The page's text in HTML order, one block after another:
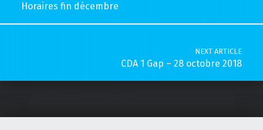
Horaires fin décembre
NEXT ARTICLE
CDA 1 Gap – 28 octobre 2018